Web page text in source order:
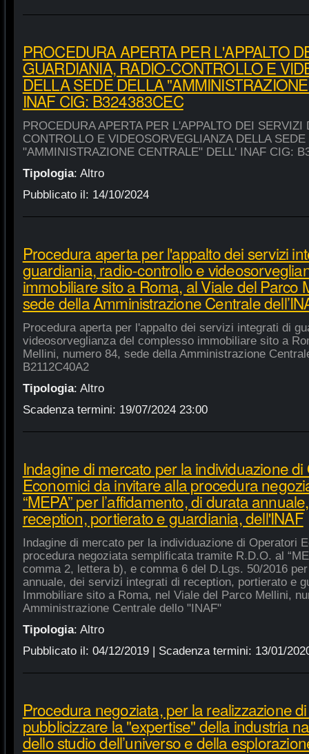
PROCEDURA APERTA PER L'APPALTO
GUARDIANIA, RADIO-CONTROLLO E
DELLA SEDE DELLA
INAF CIG: B324383CEC
PROCEDURA APERTA PER L'APPALTO DEI
CONTROLLO E VIDEOSORVEGLIANZA DELLA SEDE
"AMMINISTRAZIONE CENTRALE" DELL' INAF CIG:
Tipologia: Altro
Pubblicato il: 14/10/2024
Procedura aperta per l'appalto dei servizi
guardiania, radio-controllo e
immobiliare sito a Roma, al Viale del Parco
sede della Amministrazione Centrale
Procedura aperta per l'appalto dei servizi integrati di
videosorveglianza del complesso immobiliare sito a
Mellini, numero 84, sede della Amministrazione
B2112C40A2
Tipologia: Altro
Scadenza termini: 19/07/2024 23:00
Indagine di mercato per la individuazione
Economici da invitare alla procedura
“MEPA” per l’affidamento, di durata
reception, portierato e guardiania, dell'INAF
Indagine di mercato per la individuazione di Operatori
procedura negoziata semplificata tramite R.D.O. al
comma 2, lettera b), e comma 6 del D.Lgs. 50/2016
annuale, dei servizi integrati di reception, portierato e
Immobiliare sito a Roma, nel Viale del Parco Mellini,
Amministrazione Centrale dello "INAF"
Tipologia: Altro
Pubblicato il: 04/12/2019| Scadenza termini: 13/01/
Procedura negoziata, per la realizzazione
pubblicizzare la "expertise" della industria
dello studio dell’universo e della